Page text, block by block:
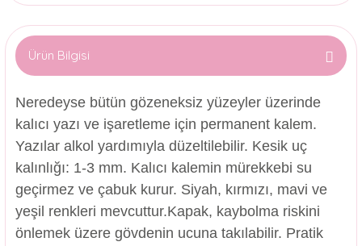
Ürün Bilgisi
Neredeyse bütün gözeneksiz yüzeyler üzerinde
kalıcı yazı ve işaretleme için permanent kalem.
Yazılar alkol yardımıyla düzeltilebilir. Kesik uç
kalınlığı: 1-3 mm. Kalıcı kalemin mürekkebi su
geçirmez ve çabuk kurur. Siyah, kırmızı, mavi ve
yeşil renkleri mevcuttur.Kapak, kaybolma riskini
önlemek üzere gövdenin ucuna takılabilir. Pratik